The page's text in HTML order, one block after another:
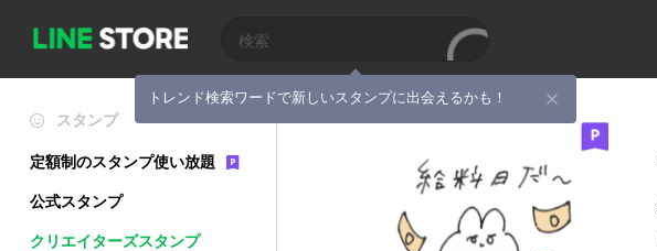
トレンド検索ワードで新しいスタンプに出会えるかも！
スタンプ
定額制のスタンプ使い放題
公式スタンプ
クリエイターズスタンプ